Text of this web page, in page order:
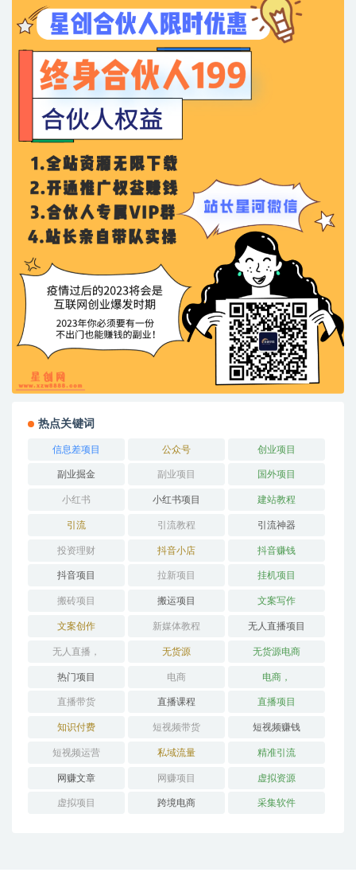
热点关键词
信息差项目 公众号 创业项目
副业掘金 副业项目 国外项目
小红书 小红书项目 建站教程
引流 引流教程 引流神器
投资理财 抖音小店 抖音赚钱
抖音项目 拉新项目 挂机项目
搬砖项目 搬运项目 文案写作
文案创作 新媒体教程 无人直播项目
无人直播， 无货源 无货源电商
热门项目 电商 电商，
直播带货 直播课程 直播项目
知识付费 短视频带货 短视频赚钱
短视频运营 私域流量 精准引流
网赚文章 网赚项目 虚拟资源
虚拟项目 跨境电商 采集软件